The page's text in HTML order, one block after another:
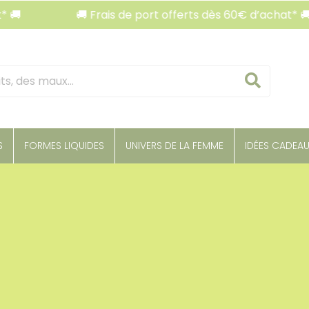
🚚 Frais de port offerts dès 60€ d’achat* 🚚
FORMES LIQUIDES UNIVERS DE LA FEMME IDÉES